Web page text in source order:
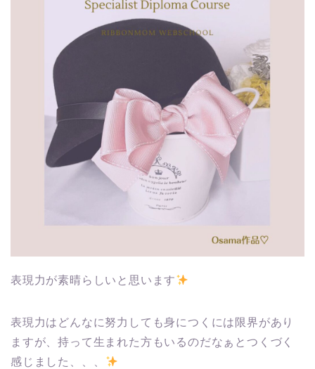
表現力が素晴らしいと思います
表現力はどんなに努力しても身につくには限界があり
ますが、持って生まれた方もいるのだなぁとつくづく
感じました、、、